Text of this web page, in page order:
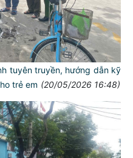
tuyên truyền, hướng dẫn kỹ
trẻ em (20/05/2026 16:48)